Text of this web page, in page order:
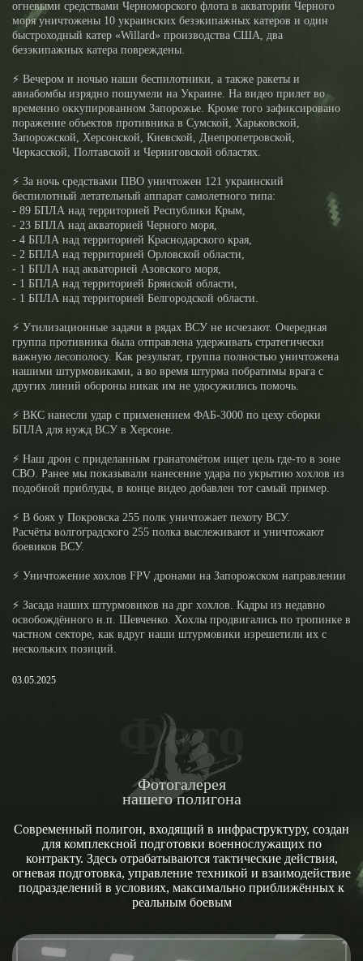
огневыми средствами Черноморского флота в акватории Черного
моря уничтожены 10 украинских безэкипажных катеров и один
быстроходный катер «Willard» производства США, два
безэкипажных катера повреждены.
⚡️ Вечером и ночью наши беспилотники, а также ракеты и
авиабомбы изрядно пошумели на Украине. На видео прилет во
временно оккупированном Запорожье. Кроме того зафиксировано
поражение объектов противника в Сумской, Харьковской,
Запорожской, Херсонской, Киевской, Днепропетровской,
Черкасской, Полтавской и Черниговской областях.
⚡️ За ночь средствами ПВО уничтожен 121 украинский
беспилотный летательный аппарат самолетного типа:
- 89 БПЛА над территорией Республики Крым,
- 23 БПЛА над акваторией Черного моря,
- 4 БПЛА над территорией Краснодарского края,
- 2 БПЛА над территорией Орловской области,
- 1 БПЛА над акваторией Азовского моря,
- 1 БПЛА над территорией Брянской области,
- 1 БПЛА над территорией Белгородской области.
⚡️ Утилизационные задачи в рядах ВСУ не исчезают. Очередная
группа противника была отправлена удерживать стратегически
важную лесополосу. Как результат, группа полностью уничтожена
нашими штурмовиками, а во время штурма побратимы врага с
других линий обороны никак им не удосужились помочь.
⚡️ ВКС нанесли удар с применением ФАБ-3000 по цеху сборки
БПЛА для нужд ВСУ в Херсоне.
⚡️ Наш дрон с приделанным гранатомётом ищет цель где-то в зоне
СВО. Ранее мы показывали нанесение удара по укрытию xoxлов из
подобной приблуды, в конце видео добавлен тот самый пример.
⚡️ В боях у Покровска 255 полк уничтожает пехоту ВСУ.
Расчёты волгоградского 255 полка выслеживают и уничтожают
боевиков ВСУ.
⚡️ Уничтожение хохлов FPV дронами на Запорожском направлении
⚡️ Засада наших штурмовиков на дрг xoxлов. Кадры из недавно
освобождённого н.п. Шевченко. Xoхлы продвигались по тропинке в
частном секторе, как вдруг наши штурмовики изрешетили их с
нескольких позиций.
03.05.2025
Фото
Фотогалерея
нашего полигона
Современный полигон, входящий в инфраструктуру, создан
для комплексной подготовки военнослужащих по
контракту. Здесь отрабатываются тактические действия,
огневая подготовка, управление техникой и взаимодействие
подразделений в условиях, максимально приближённых к
реальным боевым